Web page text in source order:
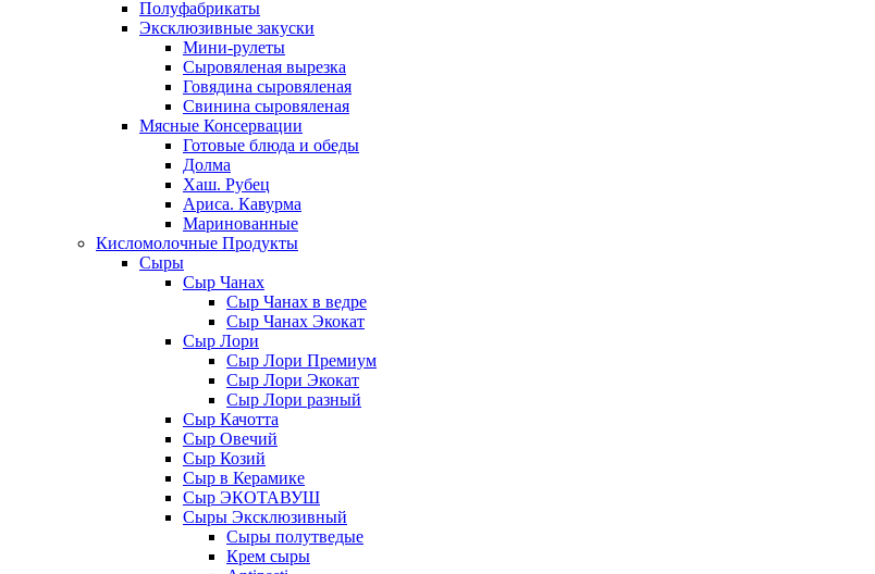
Полуфабрикаты
Эксклюзивные закуски
Мини-рулеты
Сыровяленая вырезка
Говядина сыровяленая
Свинина сыровяленая
Мясные Консервации
Готовые блюда и обеды
Долма
Хаш. Рубец
Ариса. Кавурма
Маринованные
Кисломолочные Продукты
Сыры
Сыр Чанах
Сыр Чанах в ведре
Сыр Чанах Экокат
Сыр Лори
Сыр Лори Премиум
Сыр Лори Экокат
Сыр Лори разный
Сыр Качотта
Сыр Овечий
Сыр Козий
Сыр в Керамике
Сыр ЭКОТАВУШ
Сыры Эксклюзивный
Сыры полутведые
Крем сыры